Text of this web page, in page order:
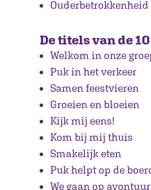
De titels van de
Welkom in onze
Puk in het verkeer
Samen feestvieren
Groeien en bloeien
Kijk mij eens!
Kom bij mij thuis
Smakelijk eten
Puk helpt op de
We gaan op avontuur